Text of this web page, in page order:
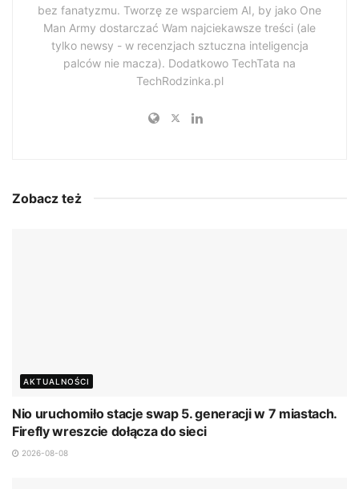
bez fanatyzmu. Tworzę ze wsparciem AI, by jako One
Man Army dostarczać Wam najciekawsze treści (ale
tylko newsy - w recenzjach sztuczna inteligencja
palców nie macza). Dodatkowo TechTata na
TechRodzinka.pl
Zobacz też
AKTUALNOŚCI
Nio uruchomiło stacje swap 5. generacji w 7 miastach.
Firefly wreszcie dołącza do sieci
2026-08-08